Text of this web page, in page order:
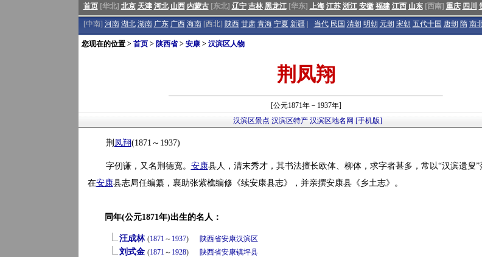
首页[华北] 北京 天津 河北 山西 内蒙古[东北] 辽宁 吉林 黑龙江[华东] 上海 江苏 浙江 安徽 福建 江西 山东[西南] 重庆 四川
[中南] 河南 湖北 湖南 广东 广西 海南[西北] 陕西 甘肃 青海 宁夏 新疆 当代 民国 清朝 明朝 元朝 宋朝 五代十国 唐朝 隋 南
您现在的位置 > 首页> 陕西省> 安康> 汉滨区人物
荆凤翔
[公元1871年－1937年]
汉滨区景点 汉滨区特产 汉滨区地名网 [手机版]
荆 凤翔(1871～1937)
字仞谦，又名荆德宽。 安康县人，清末秀才，其书法擅长欧体、柳体，求字者甚多，常以“汉滨遗叟”
在安康县志局任编纂，襄助张紫樵编修《续安康县志》，并亲撰安康县《乡土志》。
同年(公元1871年)出生的名人：
汪成林 (1871～ 1937) 陕西省安康汉滨区
刘式金 (1871～ 1928) 陕西省安康镇坪县